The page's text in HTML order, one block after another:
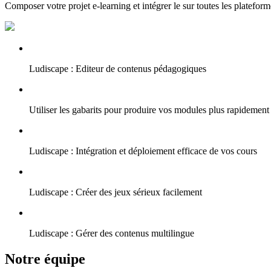
Composer votre projet e-learning et intégrer le sur toutes les
Ludiscape : Editeur de contenus pédagogiques
Utiliser les gabarits pour produire vos modules plus rapidement
Ludiscape : Intégration et déploiement efficace de vos cours
Ludiscape : Créer des jeux sérieux facilement
Ludiscape : Gérer des contenus multilingue
Notre équipe